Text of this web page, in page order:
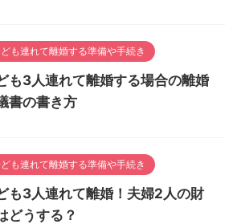
も連れて離婚する準備や手続き
も3人連れて離婚する場合の離婚
書の書き方
も連れて離婚する準備や手続き
も3人連れて離婚！夫婦2人の財
どうする？